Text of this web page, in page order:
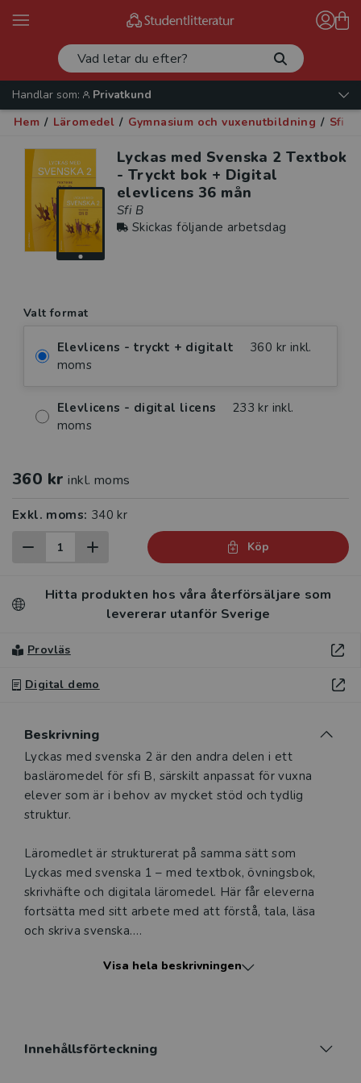
Handlar som:
Privatkund
Hem / Läromedel / Gymnasium och vuxenutbildning / Sfi
Lyckas med Svenska 2 Textbok
- Tryckt bok + Digital
elevlicens 36 mån
Sfi B
Skickas följande arbetsdag
Valt format
Elevlicens - tryckt + digitalt
360 kr inkl.
moms
Elevlicens - digital licens
233 kr inkl.
moms
360 kr inkl. moms
Exkl. moms: 340 kr
Köp
Hitta produkten hos våra återförsäljare som
levererar utanför Sverige
Provläs
Digital demo
Beskrivning
Beskrivning
Lyckas med svenska 2 är den andra delen i ett
basläromedel för sfi B, särskilt anpassat för vuxna
elever som är i behov av mycket stöd och tydlig
struktur.
Läromedlet är strukturerat på samma sätt som
Lyckas med svenska 1 – med textbok, övningsbok,
skrivhäfte och digitala läromedel. Här får eleverna
fortsätta med sitt arbete med att förstå, tala, läsa
och skriva svenska.
I Lyckas med svenska 2 möter eleverna mer
Visa hela beskrivningen
Innehållsförteckning